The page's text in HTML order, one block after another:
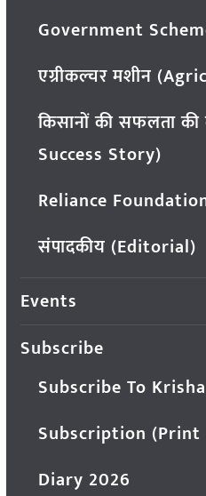
Government
एग्रीकल्चर मशीन
किसानों की सफलता
Success Story)
Reliance
संपादकीय (Editorial)
Events
Subscribe
Subscribe To
Subscription
Diary 2026